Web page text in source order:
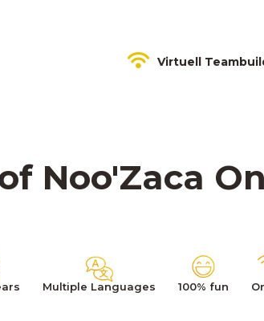
Virtuell
Noo'Zaca
Multiple Languages 100% fun